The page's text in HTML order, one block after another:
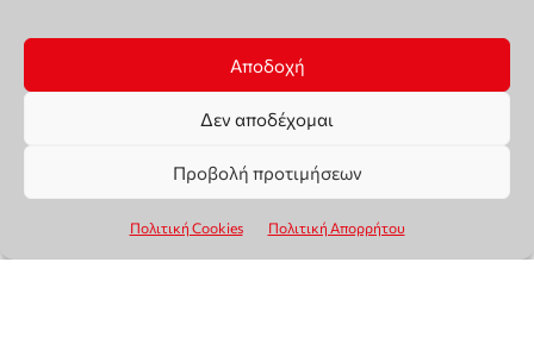
Αποδοχή
Δεν αποδέχομαι
Προβολή προτιμήσεων
Πολιτική Cookies Πολιτική Απορρήτου